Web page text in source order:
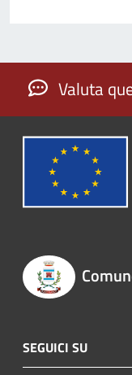
Valuta
SEGUICI SU